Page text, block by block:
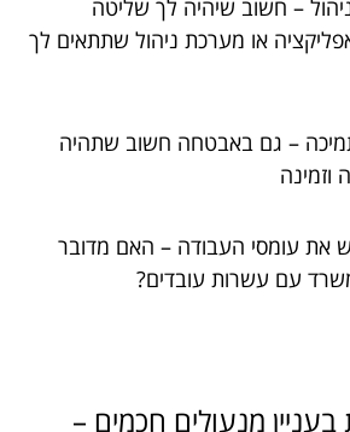
– חשוב שיהיה לך שליטה
או מערכת ניהול שתתאים לך
– גם באבטחה חשוב שתהיה
וזמינה
את עומסי העבודה – האם מדובר
עם עשרות עובדים?
מנעולים חכמים –